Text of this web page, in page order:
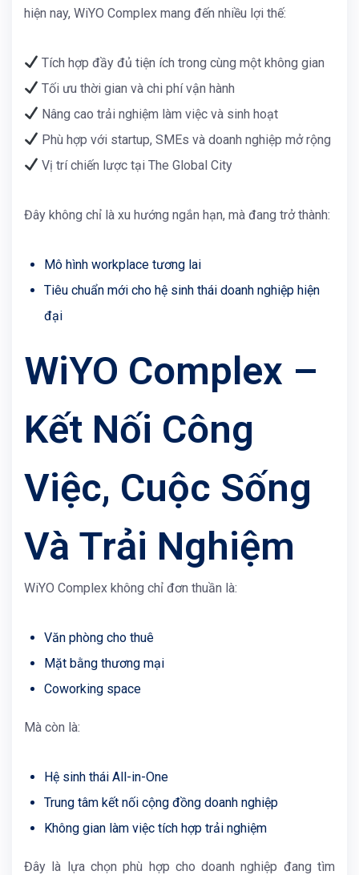
hiện nay, WiYO Complex mang đến nhiều lợi thế:
Tích hợp đầy đủ tiện ích trong cùng một không gian
Tối ưu thời gian và chi phí vận hành
Nâng cao trải nghiệm làm việc và sinh hoạt
Phù hợp với startup, SMEs và doanh nghiệp mở rộng
Vị trí chiến lược tạiThe Global City
Đây không chỉ là xu hướng ngắn hạn, mà đang trở thành:
Mô hình workplace tương lai
Tiêu chuẩn mới cho hệ sinh thái doanh nghiệp hiện
đại
WiYO Complex –
Kết Nối Công
Việc, Cuộc Sống
Và Trải Nghiệm
WiYO Complex không chỉ đơn thuần là:
Văn phòng cho thuê
Mặt bằng thương mại
Coworking space
Mà còn là:
Hệ sinh thái All-in-One
Trung tâm kết nối cộng đồng doanh nghiệp
Không gian làm việc tích hợp trải nghiệm
Đây là lựa chọn phù hợp cho doanh nghiệp đang tìm